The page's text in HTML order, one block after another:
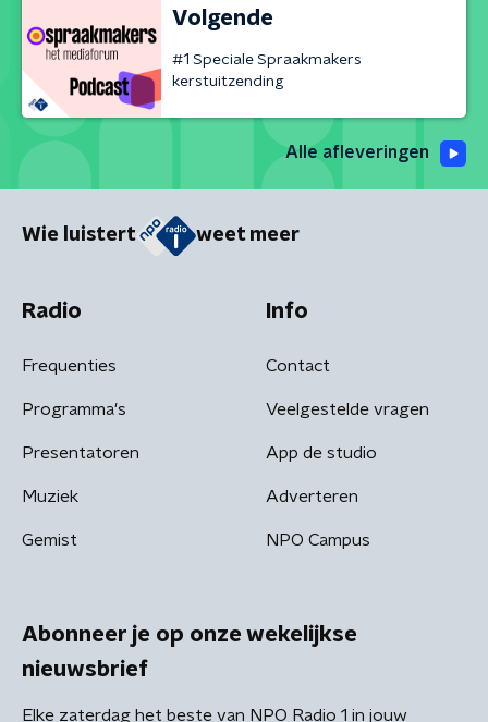
Volgende
#1 Speciale Spraakmakers
kerstuitzending
Alle afleveringen
Wie luistert weet meer
Radio
Frequenties
Programma's
Presentatoren
Muziek
Gemist
Info
Contact
Veelgestelde vragen
App de studio
Adverteren
NPO Campus
Abonneer je op onze wekelijkse
nieuwsbrief
Elke zaterdag het beste van NPO Radio 1 in jouw